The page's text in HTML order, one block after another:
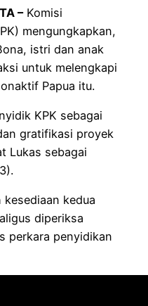
–Komisi
mengungkapkan,
istri dan anak
untuk melengkapi
Papua itu.
KPK sebagai
gratifikasi proyek
Lukas sebagai
kesediaan kedua
diperiksa
perkara penyidikan